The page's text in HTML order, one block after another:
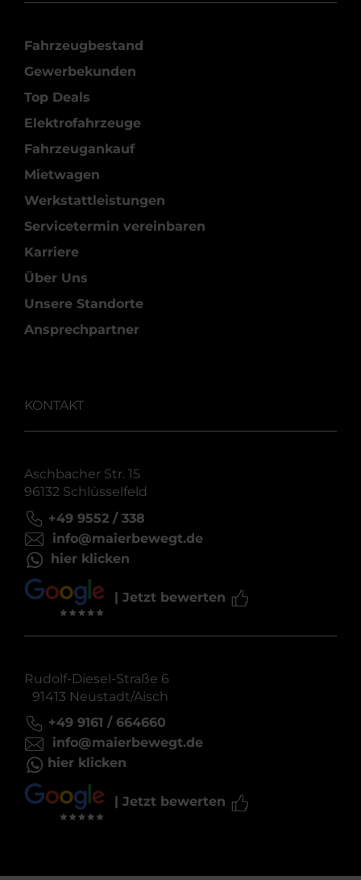
Fahrzeugbestand
Gewerbekunden
Top Deals
Elektrofahrzeuge
Fahrzeugankauf
Mietwagen
Werkstattleistungen
Servicetermin vereinbaren
Karriere
Über Uns
Unsere Standorte
Ansprechpartner
KONTAKT
Aschbacher Str. 15
96132 Schlüsselfeld
+49 9552 / 338
info@maierbewegt.de
hier klicken
| Jetzt bewerten
Rudolf-Diesel-Straße 6
91413 Neustadt/Aisch
+49 9161 / 664660
info@maierbewegt.de
hier klicken
| Jetzt bewerten